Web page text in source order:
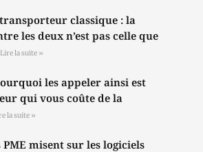
classique : la
les deux n’est pas celle que
Lire la suite »
les appeler ainsi est
qui vous coûte de la
la suite »
misent sur les logiciels